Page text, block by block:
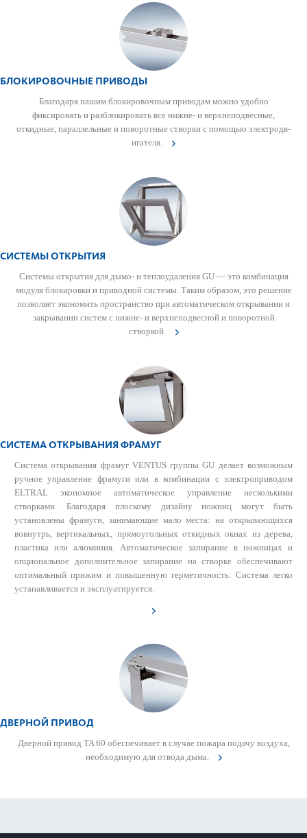
БЛОКИРОВОЧНЫЕ ПРИВОДЫ
Благодаря нашим блокировочным при­в­одам можно удобно
фиксировать и разблокировать все нижне- и верхнепо­д­в­есные,
откидные, пар­аллельные и пово­р­отные створки с помощью электро­дв­
игателя.
СИСТЕМЫ ОТКРЫТИЯ
Сис­темы открытия для дымо- и теплоуда­л­ения GU — это комб­инация
модуля блокировки и при­в­одной сис­темы. Таким образом, это решение
позв­оляет экономить прос­транство при автом­ат­ическом открывании и
закрывании систем с нижне- и верхнепо­д­в­есной и пово­р­отной
створкой.
СИСТЕМА ОТКРЫВАНИЯ ФРАМУГ
Система открывания фрамуг VENTUS группы GU делает возможным
ручное управление фрамуги или в комбинации с электроприводом
ELTRAL экономное автоматическое управление несколькими
створками. Благодаря плоскому дизайну ножниц могут быть
установлены фрамуги, занимающие мало места: на открывающихся
вовнутрь, вертикальных, прямоугольных откидных окнах из дерева,
пластика или алюминия. Автоматическое запирание в ножницах и
опциональное дополнительное запирание на створке обеспечивают
оптимальный прижим и повышенную герметичность. Система легко
устанавливается и эксплуатируется.
ДВЕРНОЙ ПРИВОД
Дверной привод TA 60 обеспечивает в случае пожара подачу воздуха,
нео­б­ход­имую для отвода дыма.